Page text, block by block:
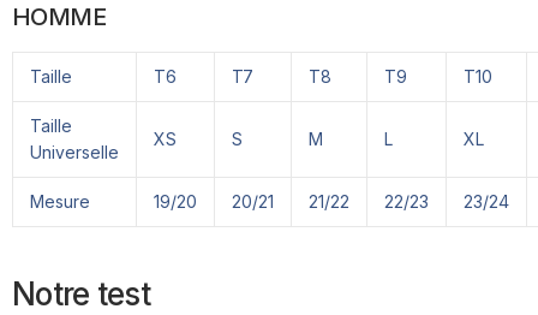
HOMME
Taille T6 T7 T8 T9 T10
Taille
Universelle
XS S M L XL
Mesure 19/20 20/21 21/22 22/23 23/24
Notre test